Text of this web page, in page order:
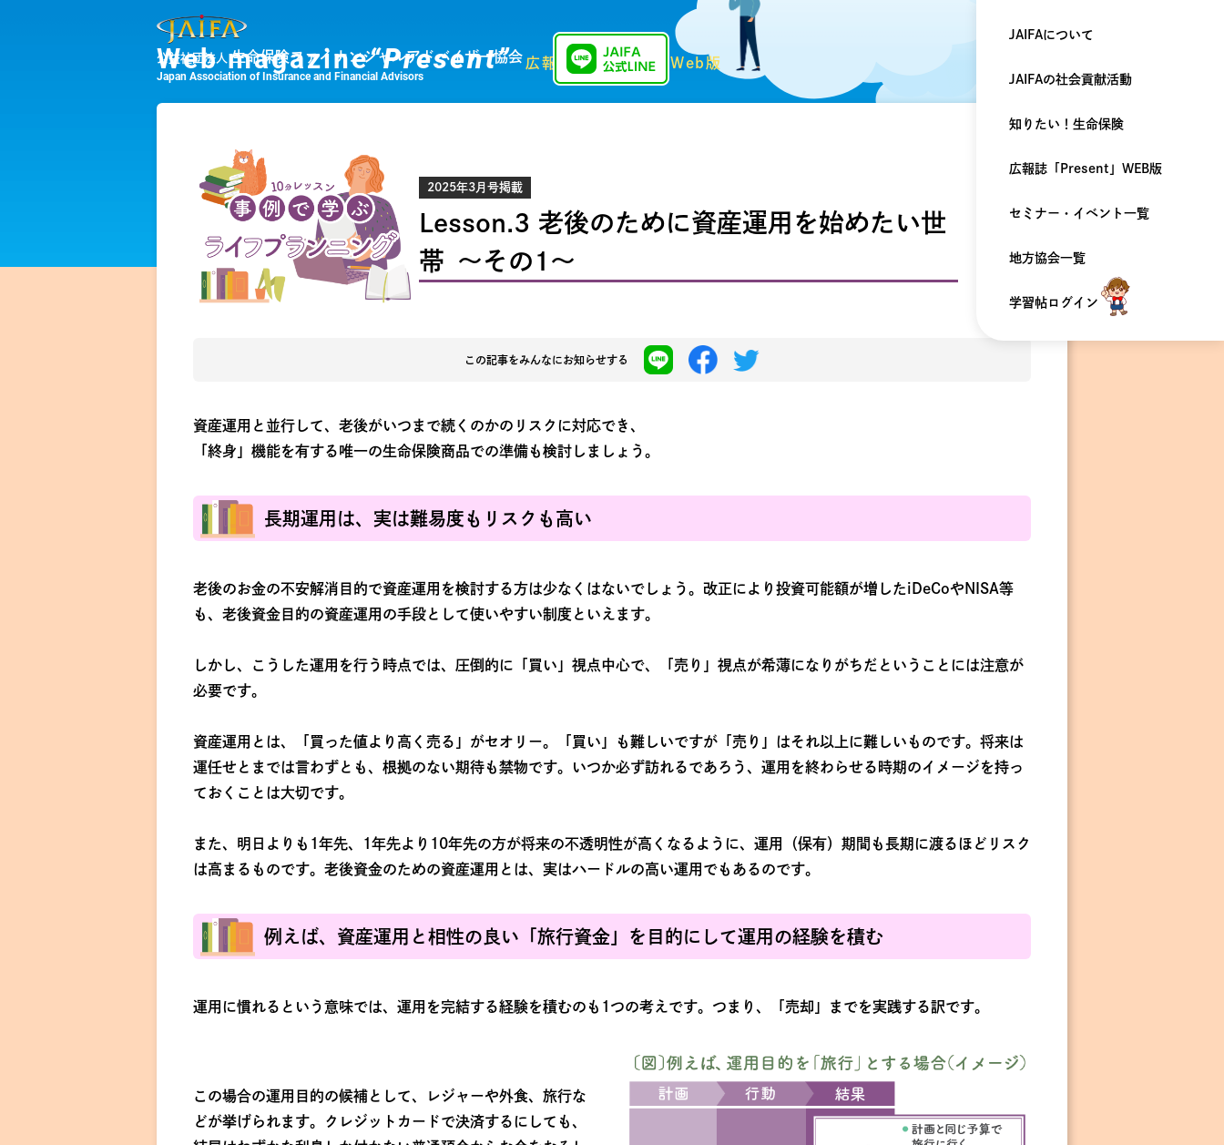
JAIFAについて
JAIFAの社会貢献活動
知りたい！ 生命保険
広報誌「Present」 WEB版
セミナー・ イベント一覧
地方協会一覧
学習帖ログイン
公益社団法人 生命保険ファイナンシャルアドバイザー協会
Japan Association of Insurance and Financial Advisors
Web magazine“Present” 広報誌「Present」Web版
2025年3月号掲載
Lesson.3 老後のために資産運用を始めたい世
帯 ～その1～
この記事をみんなにお知らせする
資産運用と並行して、老後がいつまで続くのかのリスクに対応でき、
「終身」機能を有する唯一の生命保険商品での準備も検討しましょう。
長期運用は、実は難易度もリスクも高い
老後のお金の不安解消目的で資産運用を検討する方は少なくはないでしょう。改正により投資可能額が増したiDeCoやNISA等
も、老後資金目的の資産運用の手段として使いやすい制度といえます。
しかし、こうした運用を行う時点では、圧倒的に「買い」視点中心で、「売り」視点が希薄になりがちだということには注意が
必要です。
資産運用とは、「買った値より高く売る」がセオリー。「買い」も難しいですが「売り」はそれ以上に難しいものです。将来は
運任せとまでは言わずとも、根拠のない期待も禁物です。いつか必ず訪れるであろう、運用を終わらせる時期のイメージを持っ
ておくことは大切です。
また、明日よりも1年先、1年先より10年先の方が将来の不透明性が高くなるように、運用（保有）期間も長期に渡るほどリスク
は高まるものです。老後資金のための資産運用とは、実はハードルの高い運用でもあるのです。
例えば、資産運用と相性の良い「旅行資金」を目的にして運用の経験を積む
運用に慣れるという意味では、運用を完結する経験を積むのも1つの考えです。つまり、「売却」までを実践する訳です。
この場合の運用目的の候補として、レジャーや外食、旅行な
どが挙げられます。クレジットカードで決済するにしても、